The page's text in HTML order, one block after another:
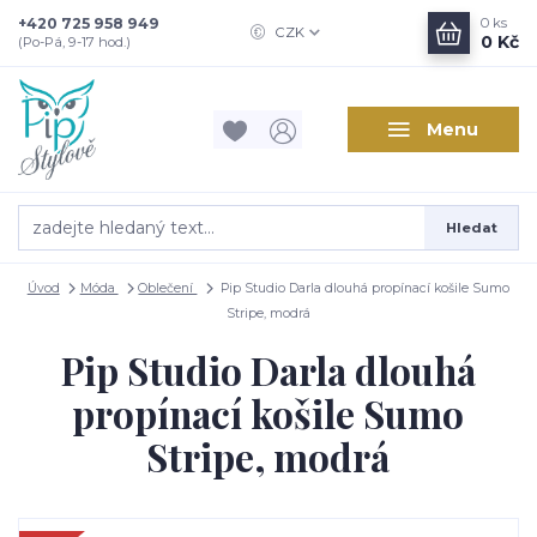
Menu
CZK
Hledat
+420 725 958 949
(Po-Pá, 9-17 hod.)
0 ks
0 Kč
Úvod Móda Oblečení
Pip Studio Darla dlouhá propínací košile Sumo
Stripe, modrá
Pip Studio Darla dlouhá
propínací košile Sumo
Stripe, modrá